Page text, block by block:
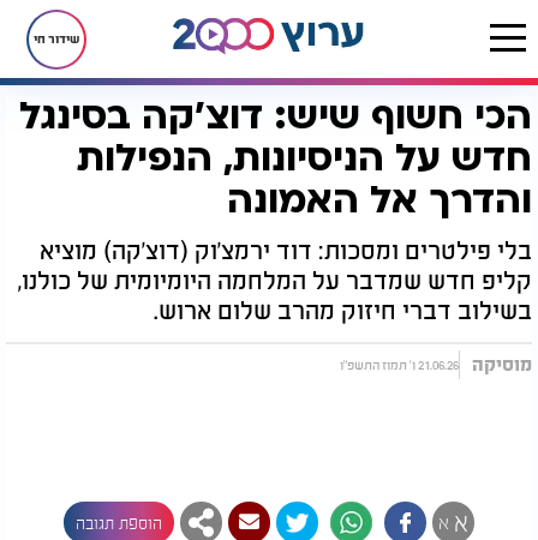
שידור חי
דף הבית מוסיקה הכי חשוף שיש: דוצ'קה בסינגל חדש על הניסיונות, הנפילות והדרך אל האמונה
הכי חשוף שיש: דוצ'קה בסינגל
חדש על הניסיונות, הנפילות
והדרך אל האמונה
בלי פילטרים ומסכות: דוד ירמצ'וק (דוצ'קה) מוציא
קליפ חדש שמדבר על המלחמה היומיומית של כולנו,
בשילוב דברי חיזוק מהרב שלום ארוש.
מוסיקה 21.06.26 ו' תמוז התשפ"ו
א א הוספת תגובה